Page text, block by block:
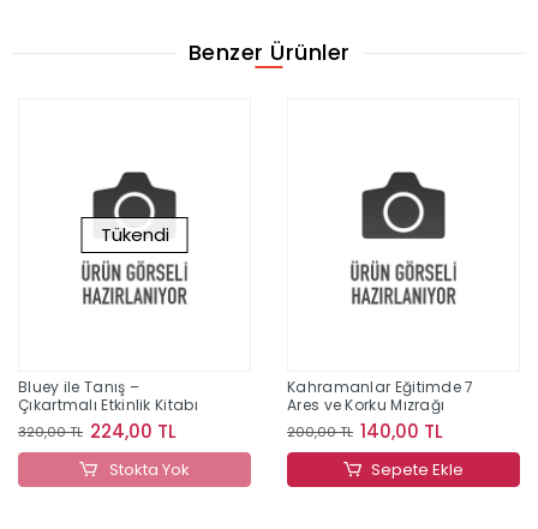
Benzer Ürünler
Tükendi
Bluey ile Tanış –
Çıkartmalı Etkinlik Kitabı
320,00 TL 224,00 TL
Stokta Yok
Kahramanlar Eğitimde 7
Ares ve Korku Mızrağı
200,00 TL 140,00 TL
Sepete Ekle